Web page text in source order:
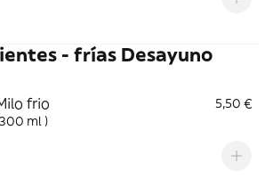
- frías Desayuno
frio
5,50 €
ml )